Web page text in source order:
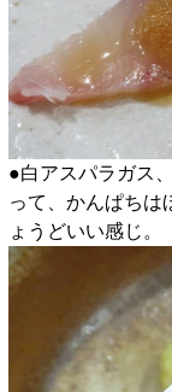
●白アスパラガス
って、かんぱちは
ょうどいい感じ。